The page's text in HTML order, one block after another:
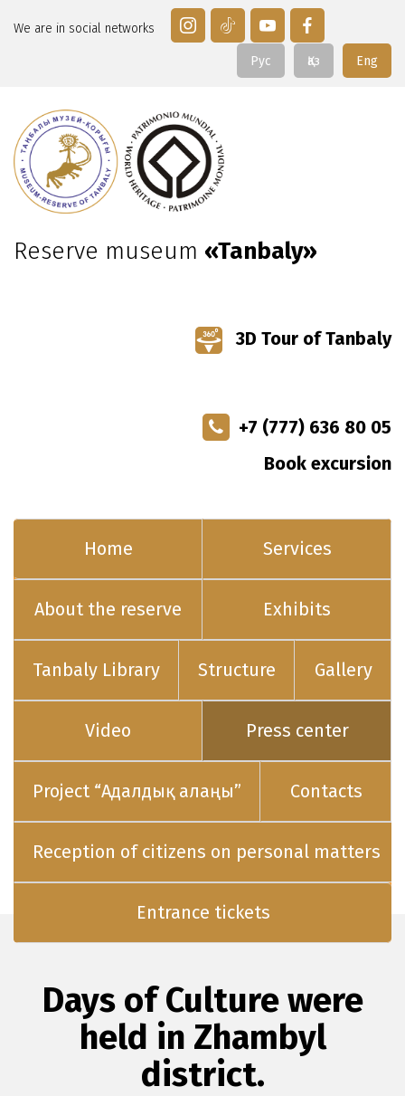
We are in social networks
Eng
Қаз
Рус
Reserve museum «Tanbaly»
3D Tour of Tanbaly
+7 (777) 636 80 05
Book excursion
Home Services
About the reserve Exhibits
Tanbaly Library Structure Gallery
Video Press center
Project “Адалдық алаңы” Contacts
Reception of citizens on personal matters
Entrance tickets
Days of Culture were
held in Zhambyl
district.